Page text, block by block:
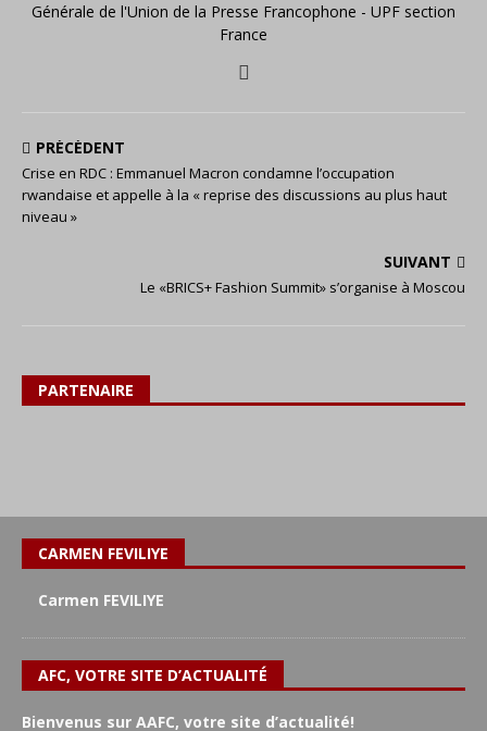
Générale de l'Union de la Presse Francophone - UPF section
France
PRÉCÉDENT
Crise en RDC : Emmanuel Macron condamne l’occupation
rwandaise et appelle à la « reprise des discussions au plus haut
niveau »
SUIVANT
Le «BRICS+ Fashion Summit» s’organise à Moscou
PARTENAIRE
CARMEN FEVILIYE
Carmen FEVILIYE
AFC, VOTRE SITE D’ACTUALITÉ
Bienvenus sur AAFC, votre site d’actualité!